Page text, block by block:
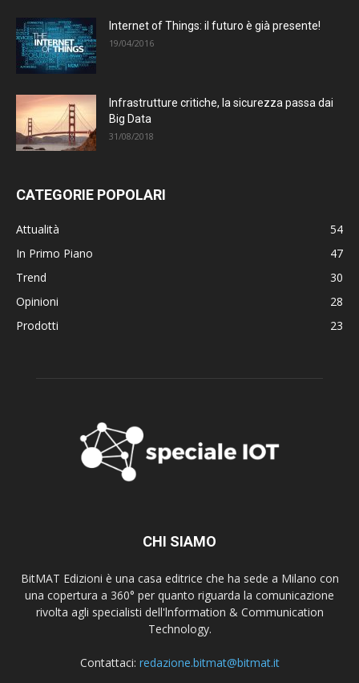
Internet of Things: il futuro è già presente!
19/04/2016
Infrastrutture critiche, la sicurezza passa dai
Big Data
31/08/2018
CATEGORIE POPOLARI
Attualità
54
In Primo Piano
47
Trend
30
Opinioni
28
Prodotti
23
CHI SIAMO
BitMAT Edizioni è una casa editrice che ha sede a Milano con
una copertura a 360° per quanto riguarda la comunicazione
rivolta agli specialisti dell'lnformation & Communication
Technology.
Contattaci: redazione.bitmat@bitmat.it